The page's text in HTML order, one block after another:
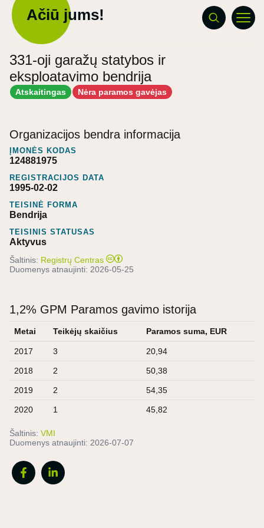
Ačiū jums!
331-oji garažų statybos ir
eksploatavimo bendrija
Atskaitingas Nėra paramos gavėjas
Organizacijos bendra informacija
ĮMONĖS KODAS
124881975
REGISTRACIJOS DATA
1995-02-02
TEISINĖ FORMA
Bendrija
TEISINIS STATUSAS
Aktyvus
Šaltinis: Registrų Centras
Duomenys atnaujinti: 2026-05-25
1,2% GPM Paramos gavimo istorija
Metai Teikėjų skaičius Paramos suma, EUR
2017 3 20,94
2018 2 50,38
2019 2 54,35
2020 1 45,82
Šaltinis: VMI
Duomenys atnaujinti: 2026-07-07